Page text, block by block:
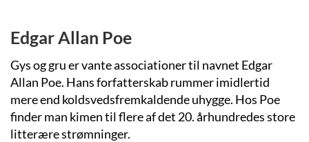
Edgar Allan Poe
Gys og gru er vante associationer til navnet Edgar
Allan Poe. Hans forfatterskab rummer imidlertid
mere end koldsvedsfremkaldende uhygge. Hos Poe
finder man kimen til flere af det 20. århundredes store
litterære strømninger.